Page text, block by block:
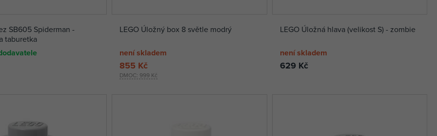
SB605 Spiderman -
taburetka
LEGO Úložný box 8 světle modrý
není skladem
DMOC: 999 Kč
855 Kč
LEGO Úložná hlava (velikost S) - zombie
není skladem
629 Kč